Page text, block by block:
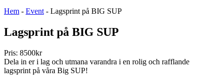
Hem - Event - Lagsprint på BIG SUP
Lagsprint på BIG SUP
Pris: 8500kr
Dela in er i lag och utmana varandra i en rolig och rafflande
lagsprint på våra Big SUP!